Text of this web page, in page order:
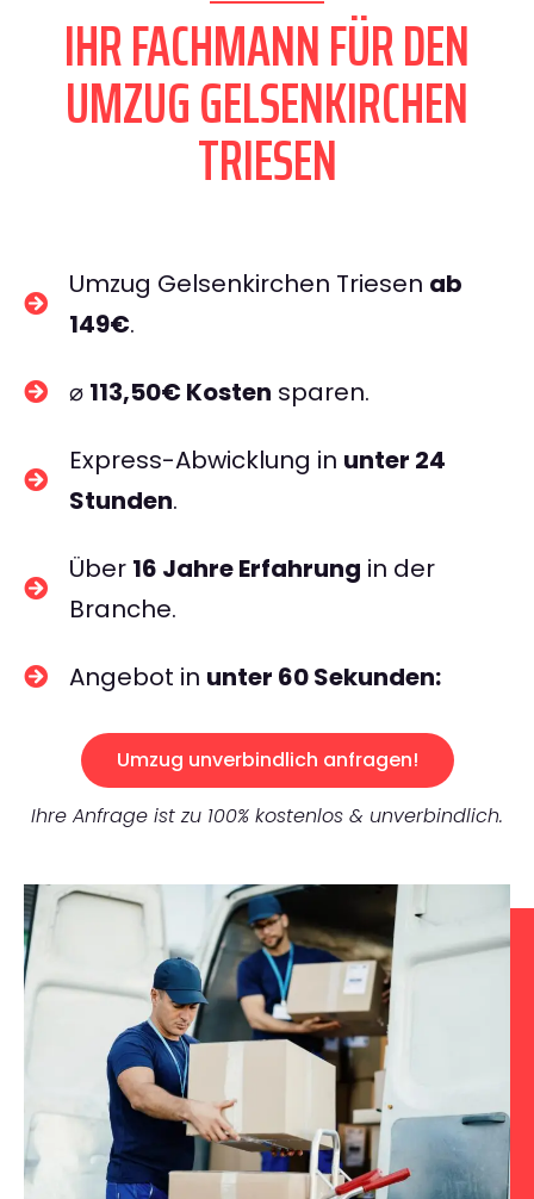
IHR FACHMANN FÜR DEN
UMZUG GELSENKIRCHEN
TRIESEN
Umzug Gelsenkirchen Triesen ab
149€.
⌀ 113,50€ Kosten sparen.
Express-Abwicklung in unter 24
Stunden.
Über 16 Jahre Erfahrung in der
Branche.
Angebot in unter 60 Sekunden:
Umzug unverbindlich anfragen!
Ihre Anfrage ist zu 100% kostenlos & unverbindlich.